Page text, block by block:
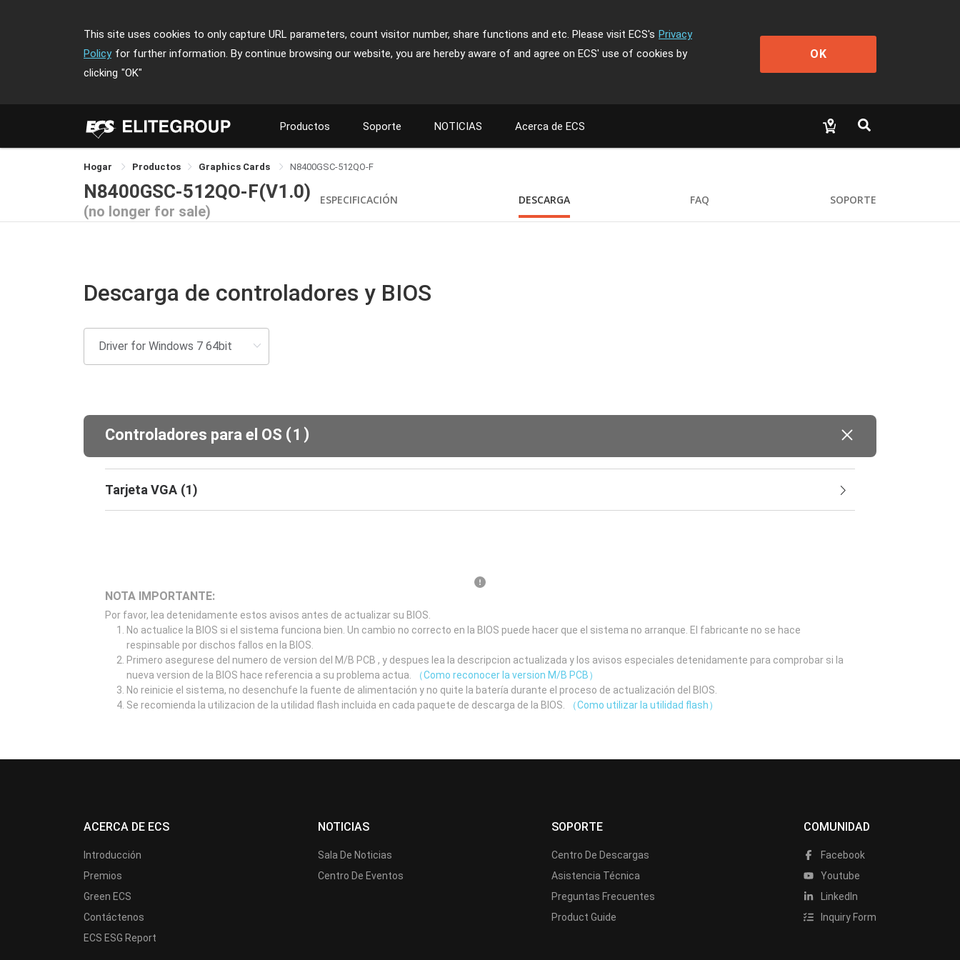
This site uses cookies to only capture URL parameters, count visitor number, share functions and etc. Please visit ECS's Privacy
Policy for further information. By continue browsing our website, you are hereby aware of and agree on ECS' use of cookies by
clicking "OK"
OK
Productos Soporte NOTICIAS Acerca de ECS
Hogar Productos Graphics Cards N8400GSC-512QO-F
N8400GSC-512QO-F(V1.0)
(no longer for sale)
ESPECIFICACIÓN DESCARGA FAQ SOPORTE
Descarga de controladores y BIOS
Controladores para el OS (1 )
Tarjeta VGA (1)
NOTA IMPORTANTE:
Por favor, lea detenidamente estos avisos antes de actualizar su BIOS.
No actualice la BIOS si el sistema funciona bien. Un cambio no correcto en la BIOS puede hacer que el sistema no arranque. El fabricante no se hace
respinsable por dischos fallos en la BIOS.
Primero asegurese del numero de version del M/B PCB , y despues lea la descripcion actualizada y los avisos especiales detenidamente para comprobar si la
nueva version de la BIOS hace referencia a su problema actua.
（Como reconocer la version M/B PCB）
No reinicie el sistema, no desenchufe la fuente de alimentación y no quite la batería durante el proceso de actualización del BIOS.
Se recomienda la utilizacion de la utilidad flash incluida en cada paquete de descarga de la BIOS.
（Como utilizar la utilidad flash）
ACERCA DE ECS
Introducción
Premios
Green ECS
Contáctenos
ECS ESG Report
NOTICIAS
Sala De Noticias
Centro De Eventos
SOPORTE
Centro De Descargas
Asistencia Técnica
Preguntas Frecuentes
Product Guide
COMUNIDAD
Facebook
Youtube
LinkedIn
Inquiry Form